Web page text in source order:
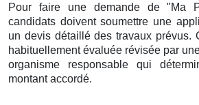
Pour faire une demande de "Ma
candidats doivent soumettre une
un devis détaillé des travaux prévus.
habituellement évaluée révisée par
organisme responsable qui
montant accordé.